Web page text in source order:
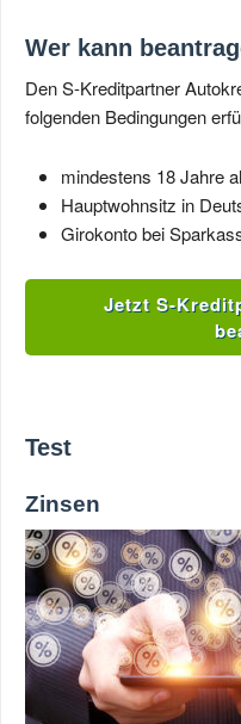
Wer kann
Den S-Kreditpartner
folgenden Bedingungen
mindestens 18 Jahre
Hauptwohnsitz in
Girokonto bei
Jetzt S-
Test
Zinsen